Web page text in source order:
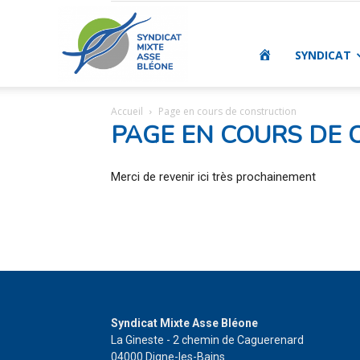
|
ACCUEIL
SYNDICAT
Accueil Page en cours de construction
PAGE EN COURS DE
Merci de revenir ici très prochainement
Syndicat Mixte Asse Bléone
La Gineste - 2 chemin de Caguerenard
04000 Digne-les-Bains